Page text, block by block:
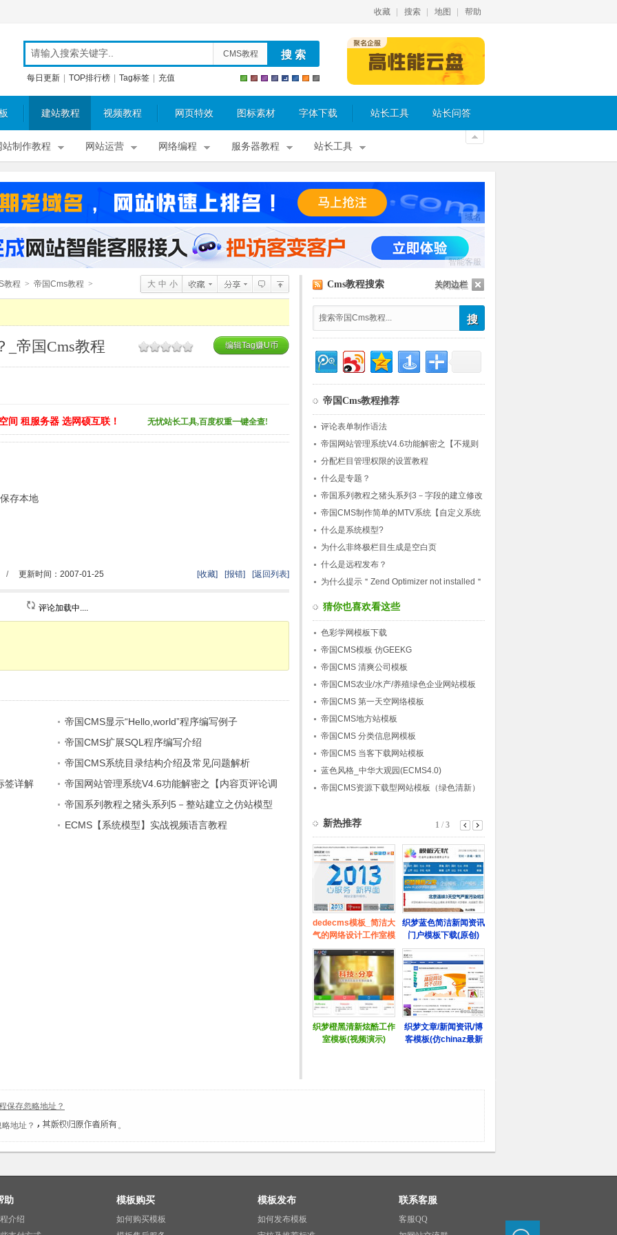
收藏 搜索 地图 帮助
CMS教程
每日更新 TOP排行榜 Tag标签 充值
建站教程 视频教程 网页特效 图标素材 字体下载 站长工具 站长问答
站制作教程 网站运营 网络编程 服务器教程 站长工具
域名
智能客服
关闭边栏
教程 > 帝国Cms教程 > 大 中 小
_帝国Cms教程 编辑Tag赚U币
间 租服务器 选网硕互联！ 无忧站长工具,百度权重一键全查!
存本地
/ 更新时间：2007-01-25 [收藏] [报错] [返回列表]
评论加载中....
帝国CMS显示“Hello,world”程序编写例子
帝国CMS扩展SQL程序编写介绍
帝国CMS系统目录结构介绍及常见问题解析
签详解
帝国网站管理系统V4.6功能解密之【内容页评论调
用】
帝国系列教程之猪头系列5－整站建立之仿站模型
建立
ECMS【系统模型】实战视频语言教程
Cms教程搜索
帝国Cms教程推荐
评论表单制作语法
帝国网站管理系统V4.6功能解密之【不规则
新闻】
分配栏目管理权限的设置教程
什么是专题？
帝国系列教程之猪头系列3－字段的建立修改
和模型的建立修改
帝国CMS制作简单的MTV系统【自定义系统
模型】
什么是系统模型?
为什么非终极栏目生成是空白页
什么是远程发布？
为什么提示＂Zend Optimizer not installed＂
或＂Parse error: parse erro
猜你也喜欢看这些
色彩学网模板下载
帝国CMS模板 仿GEEKG
帝国CMS 清爽公司模板
帝国CMS农业/水产/养殖绿色企业网站模板
帝国CMS 第一天空网络模板
帝国CMS地方站模板
帝国CMS 分类信息网模板
帝国CMS 当客下载网站模板
蓝色风格_中华大观园(ECMS4.0)
帝国CMS资源下载型网站模板（绿色清新）
保存忽略地址？
地址？
。
助
介绍
模板购买
如何购买模板
模板发布
如何发布模板
联系客服
客服QQ